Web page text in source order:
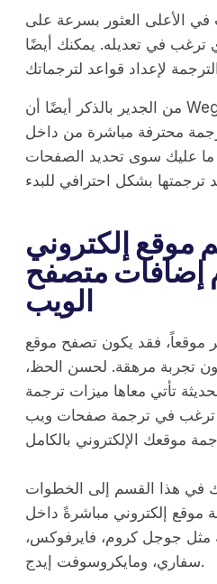
الأعلى العثور بسرعة على
ترغب في تعديله. يمكنك أيضًا
من الجدير بالذكر أيضًا أن Weglot يساعدك على
محترفة مباشرة من داخل
ما عليك سوى تحديد الصفحات
موقع إلكتروني
إضافات متصفح
الويب
موقعاً، فقد يكون تصفح موقع
تجربة مرهقة. لحسن الحظ،
تأتي معاها ميزات ترجمة
ترغب في ترجمة صفحات ويب
في هذا القسم إلى الخطوات
موقع إلكتروني مباشرةً داخل
مثل جوجل كروم، فايرفوكس،
سفاري، ومايكروسوفت إيدج.